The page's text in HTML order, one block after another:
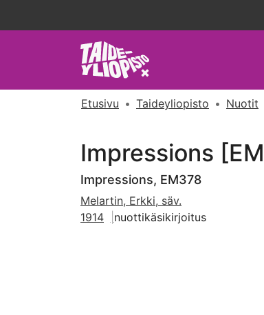
Etusivu Taideyliopisto Nuotit
Impressions
Impressions, EM378
Melartin, Erkki, säv.
1914
nuottikäsikirjoitus